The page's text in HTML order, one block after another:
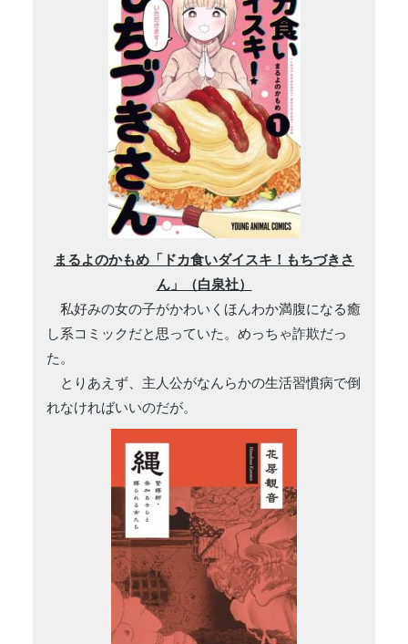
まるよのかもめ「ドカ食いダイスキ！もちづきさ
ん」（白泉社）
私好みの女の子がかわいくほんわか満腹になる癒
し系コミックだと思っていた。めっちゃ詐欺だっ
た。
とりあえず、主人公がなんらかの生活習慣病で倒
れなければいいのだが。